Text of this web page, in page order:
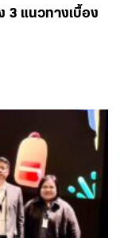
3 แนวทางเบื้อง